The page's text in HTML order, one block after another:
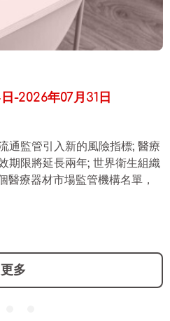
-2026年07月31日
通監管引入新的風險指標; 醫療
期限將延長兩年; 世界衛生組織
醫療器材市場監管機構名單，
更多